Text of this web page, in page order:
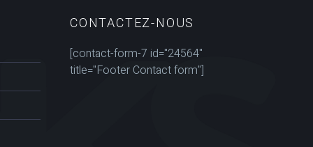
CONTACTEZ-NOUS
[contact-form-7 id="24564"
title="Footer Contact form"]